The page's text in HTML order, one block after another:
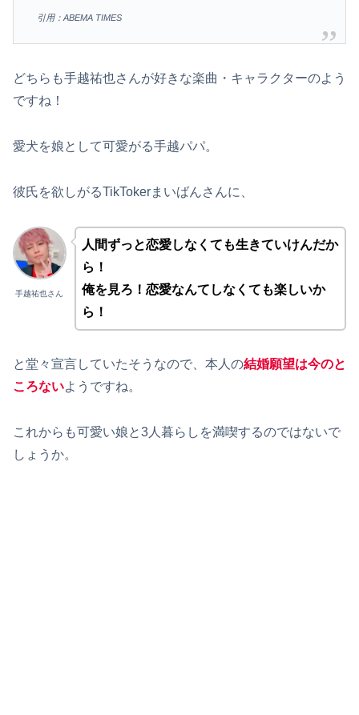
引用：ABEMA TIMES
どちらも手越祐也さんが好きな楽曲・キャラクターのよう
ですね！
愛犬を娘として可愛がる手越パパ。
彼氏を欲しがるTikTokerまいばんさんに、
手越祐也さん
人間ずっと恋愛しなくても生きていけんだか
ら！
俺を見ろ！恋愛なんてしなくても楽しいか
ら！
と堂々宣言していたそうなので、本人の結婚願望は今のと
ころないようですね。
これからも可愛い娘と3人暮らしを満喫するのではないで
しょうか。